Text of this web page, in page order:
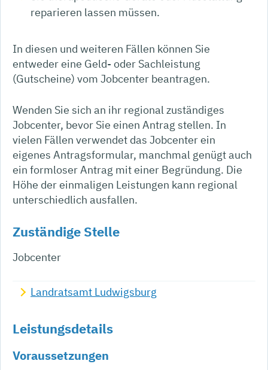
reparieren lassen müssen.
In diesen und weiteren Fällen können Sie
entweder eine Geld- oder Sachleistung
(Gutscheine) vom Jobcenter beantragen.
Wenden Sie sich an ihr regional zuständiges
Jobcenter, bevor Sie einen Antrag stellen. In
vielen Fällen verwendet das Jobcenter ein
eigenes Antragsformular, manchmal genügt auch
ein formloser Antrag mit einer Begründung. Die
Höhe der einmaligen Leistungen kann regional
unterschiedlich ausfallen.
Zuständige Stelle
Jobcenter
Landratsamt Ludwigsburg
Leistungsdetails
Voraussetzungen